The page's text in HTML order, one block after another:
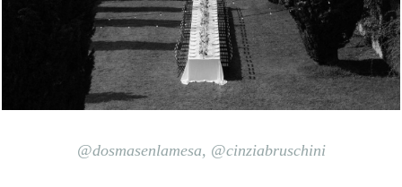
@dosmasenlamesa, @cinziabruschini